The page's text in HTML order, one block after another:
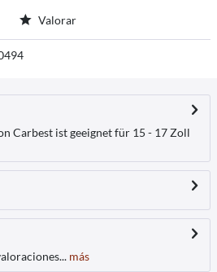
Valorar
Carbest ist geeignet für 15 - 17 Zoll
más